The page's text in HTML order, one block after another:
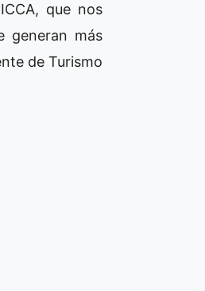
que nos
generan más
de Turismo